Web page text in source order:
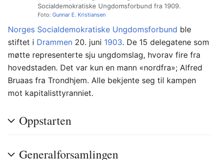
Socialdemokratiske Ungdomsforbund fra 1909.
Foto: Gunnar E. Kristiansen
Norges Socialdemokratiske Ungdomsforbund ble
stiftet i Drammen 20. juni 1903. De 15 delegatene som
møtte representerte sju ungdomslag, hvorav fire fra
hovedstaden. Det var kun en mann «nordfra»; Alfred
Bruaas fra Trondhjem. Alle bekjente seg til kampen
mot kapitalisttyranniet.
Oppstarten
Generalforsamlingen